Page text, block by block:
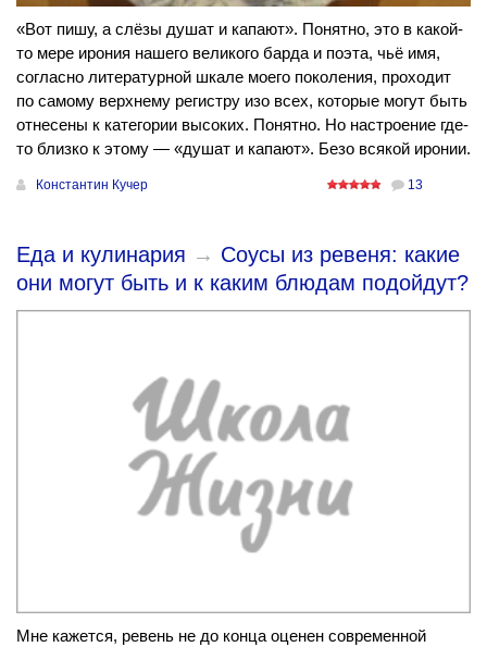
«Вот пишу, а слёзы душат и капают». Понятно, это в какой-
то мере ирония нашего великого барда и поэта, чьё имя,
согласно литературной шкале моего поколения, проходит
по самому верхнему регистру изо всех, которые могут быть
отнесены к категории высоких. Понятно. Но настроение где-
то близко к этому — «душат и капают». Безо всякой иронии.
Константин Кучер 13
Еда и кулинария → Соусы из ревеня: какие
они могут быть и к каким блюдам подойдут?
Мне кажется, ревень не до конца оценен современной